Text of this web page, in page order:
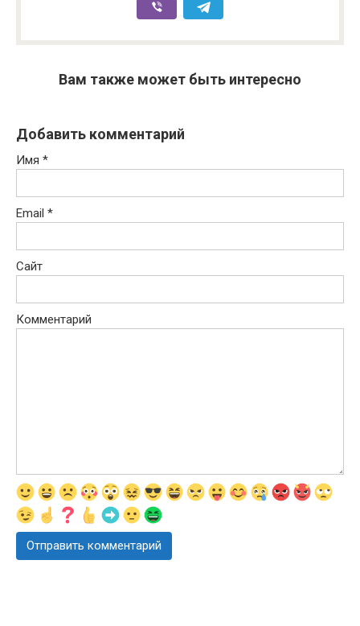
Вам также может быть интересно
Добавить комментарий
Имя *
Email *
Сайт
Комментарий